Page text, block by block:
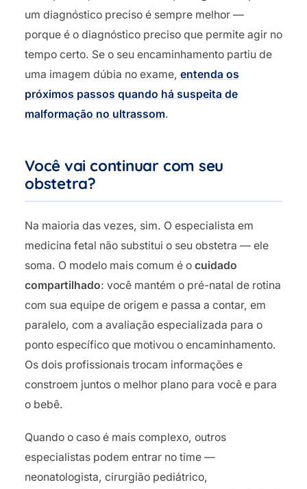
um diagnóstico preciso é sempre melhor —
porque é o diagnóstico preciso que permite agir no
tempo certo. Se o seu encaminhamento partiu de
uma imagem dúbia no exame, entenda os
próximos passos quando há suspeita de
malformação no ultrassom.
Você vai continuar com seu
obstetra?
Na maioria das vezes, sim. O especialista em
medicina fetal não substitui o seu obstetra — ele
soma. O modelo mais comum é o cuidado
compartilhado: você mantém o pré-natal de rotina
com sua equipe de origem e passa a contar, em
paralelo, com a avaliação especializada para o
ponto específico que motivou o encaminhamento.
Os dois profissionais trocam informações e
constroem juntos o melhor plano para você e para
o bebê.
Quando o caso é mais complexo, outros
especialistas podem entrar no time —
neonatologista, cirurgião pediátrico,